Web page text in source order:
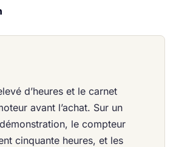
d’heures et le carnet
avant l’achat. Sur un
le compteur
cinquante heures, et les